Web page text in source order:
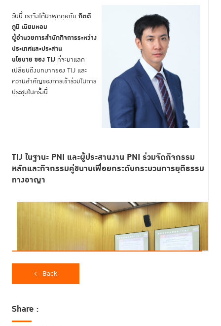
วันนี้ เราจึงได้มาพูดคุยกับ กิตติ
ภูมิ เนียมหอม
ผู้อำนวยการสำนักกิจการระหว่าง
ประเทศและประสาน
นโยบาย ของTIJ ที่จะมาแลก
เปลี่ยนถึงบทบาทของ TIJ และ
ความสำคัญของการเข้าร่วมในการ
ประชุมในครั้งนี้
TIJ ในฐานะ PNI และผู้ประสานงาน PNI ร่วมจัดกิจกรรม
หลักและกิจกรรมคู่ขนานเพื่อยกระดับกระบวนการยุติธรรม
ทางอาญา
Back
Share :